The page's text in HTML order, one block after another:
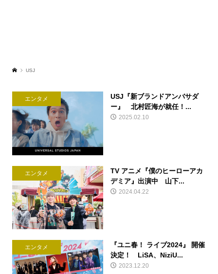
USJ
エンタメ
USJ『新ブランドアンバサダ
ー』 北村匠海が就任！...
2025.02.10
エンタメ
TV アニメ『僕のヒーローアカ
デミア』出演中 山下...
2024.04.22
エンタメ
『ユニ春！ ライブ2024』 開催
決定！ LiSA、NiziU...
2023.12.20